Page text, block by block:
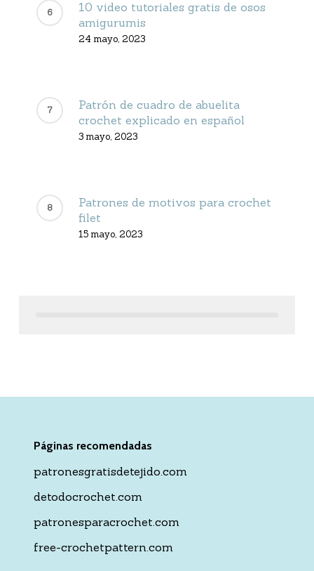
10 video tutoriales gratis de osos
amigurumis
24 mayo, 2023
Patrón de cuadro de abuelita
crochet explicado en español
3 mayo, 2023
Patrones de motivos para crochet
filet
15 mayo, 2023
Páginas recomendadas
patronesgratisdetejido.com
detodocrochet.com
patronesparacrochet.com
free-crochetpattern.com